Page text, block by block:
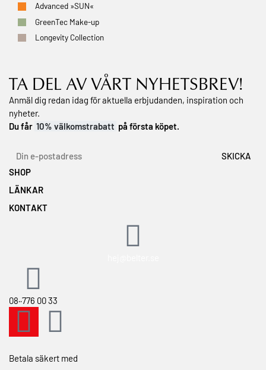
Advanced »SUN«
GreenTec Make-up
Longevity Collection
08··776 00 33
Betala säkert med
TA DEL AV VÅRT NYHETSBREV!
Anmäl dig redan idag för aktuella erbjudanden, inspiration och
nyheter.
Du får 10% välkomstrabatt på första köpet.
SHOP
Topplistan
Min önskelista
LÄNKAR
Våra hudvårdsserier
Vanliga hudtillstånd
KONTAKT
Kontakta oss